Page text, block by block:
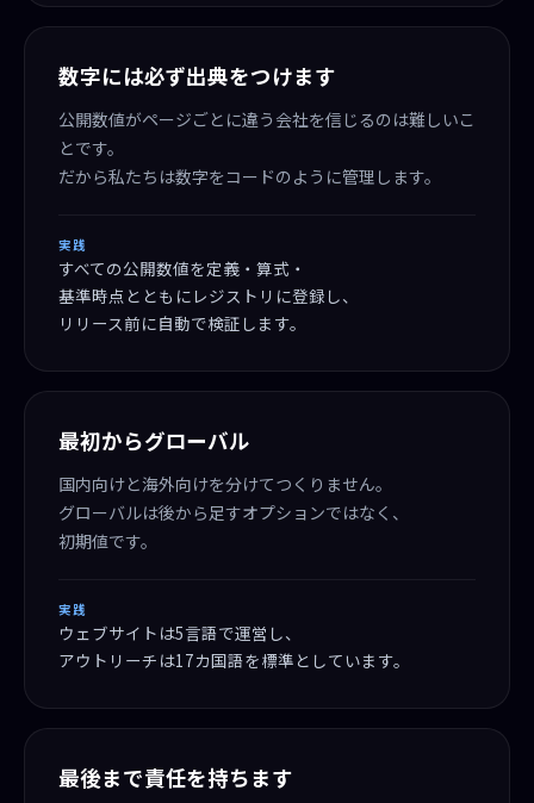
数字には必ず出典をつけます
公開数値がページごとに違う会社を信じるのは難しいこ
とです。
だから私たちは数字をコードのように管理します。
実践
すべての公開数値を定義・算式・
基準時点とともにレジストリに登録し、
リリース前に自動で検証します。
最初からグローバル
国内向けと海外向けを分けてつくりません。
グローバルは後から足すオプションではなく、
初期値です。
実践
ウェブサイトは5言語で運営し、
アウトリーチは17カ国語を標準としています。
最後まで責任を持ちます